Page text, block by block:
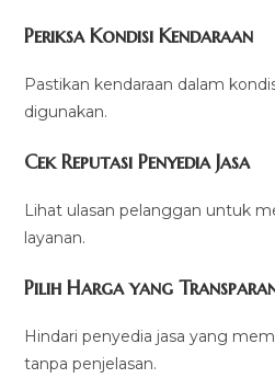
Periksa Kondisi Kendaraan
Pastikan kendaraan dalam
digunakan.
Cek Reputasi Penyedia Jasa
Lihat ulasan pelanggan untuk
layanan.
Pilih Harga yang
Hindari penyedia jasa yang
tanpa penjelasan.